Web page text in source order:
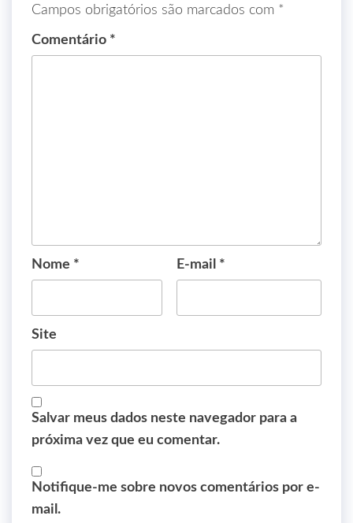
Campos obrigatórios são marcados com *
Comentário *
Nome * E-mail *
Site
Salvar meus dados neste navegador para a
próxima vez que eu comentar.
Notifique-me sobre novos comentários por e-
mail.